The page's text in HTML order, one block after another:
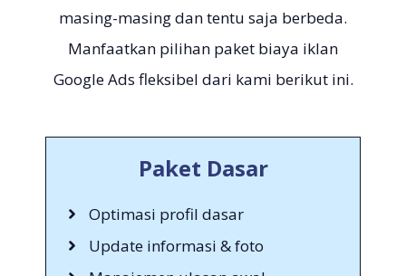
masing-masing dan tentu saja berbeda.
Manfaatkan pilihan paket biaya iklan
Google Ads fleksibel dari kami berikut ini.
Paket Dasar
Optimasi profil dasar
Update informasi & foto